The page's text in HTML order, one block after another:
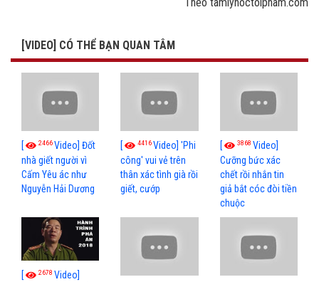
[VIDEO] CÓ THỂ BẠN QUAN TÂM
[ 2466Video] Đốt
nhà giết người vì
Cấm Yêu ác như
Nguyễn Hải Dương
[ 4416Video] 'Phi
công' vui vẻ trên
thân xác tình già rồi
giết, cướp
[ 3868 Video]
Cưỡng bức xác
chết rồi nhắn tin
giả bắt cóc đòi tiền
chuộc
[ 2678 Video]